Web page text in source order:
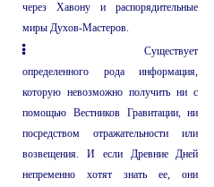
через Хавону и распорядительные
миры Духов-Мастеров.
Существует
определенного рода информация,
которую невозможно получить ни с
помощью Вестников Гравитации, ни
посредством отражательности или
возвещения. И если Древние Дней
непременно хотят знать ее, они